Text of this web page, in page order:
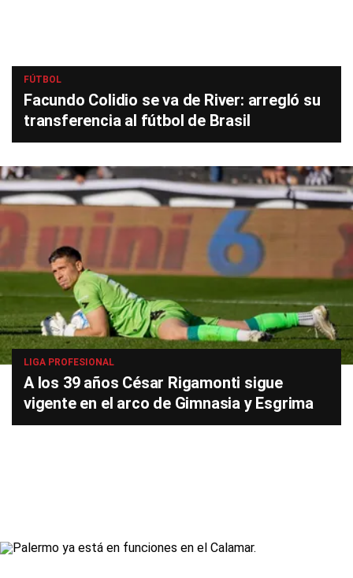
FÚTBOL
Facundo Colidio se va de River: arregló su
transferencia al fútbol de Brasil
LIGA PROFESIONAL
A los 39 años César Rigamonti sigue
vigente en el arco de Gimnasia y Esgrima